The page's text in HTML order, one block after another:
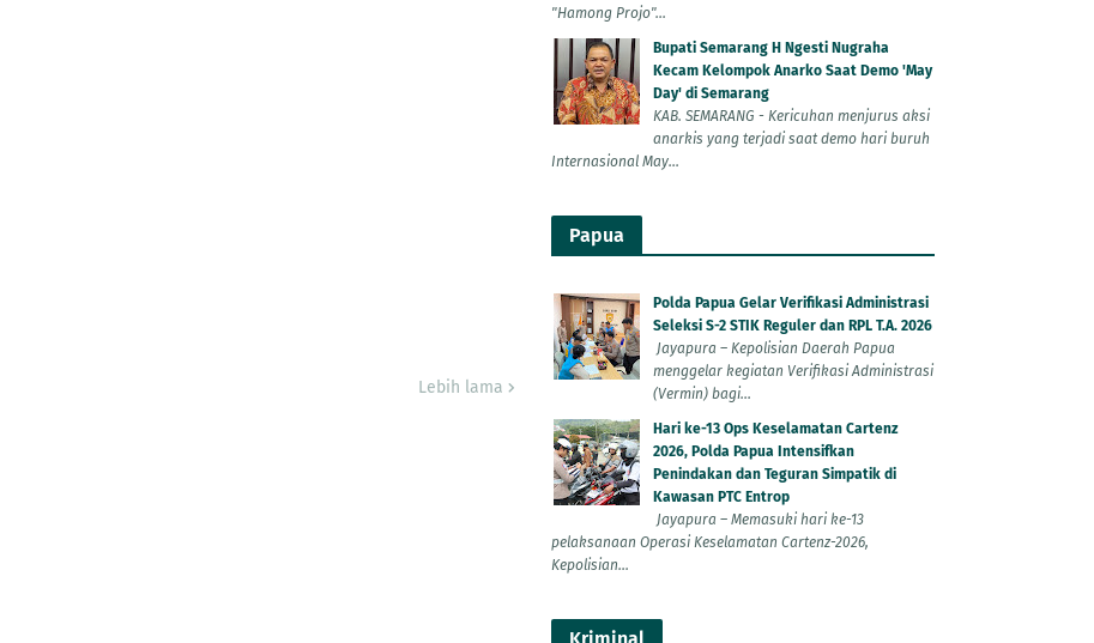
Lebih lama
"Hamong Projo"...
Bupati Semarang H Ngesti Nugraha
Kecam Kelompok Anarko Saat Demo 'May
Day' di Semarang
KAB. SEMARANG - Kericuhan menjurus aksi
anarkis yang terjadi saat demo hari buruh
Internasional May...
Papua
Polda Papua Gelar Verifikasi Administrasi
Seleksi S-2 STIK Reguler dan RPL T.A. 2026
Jayapura – Kepolisian Daerah Papua
menggelar kegiatan Verifikasi Administrasi
(Vermin) bagi...
Hari ke-13 Ops Keselamatan Cartenz
2026, Polda Papua Intensifkan
Penindakan dan Teguran Simpatik di
Kawasan PTC Entrop
Jayapura – Memasuki hari ke-13
pelaksanaan Operasi Keselamatan Cartenz-2026,
Kepolisian...